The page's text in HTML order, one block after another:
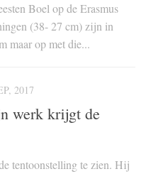
Boel op de Erasmus
(38- 27 cm) zijn in
maar op met die...
2017
werk krijgt de
tentoonstelling te zien. Hij